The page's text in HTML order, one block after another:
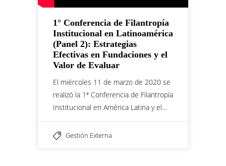
1° Conferencia de Filantropía
Institucional en Latinoamérica
(Panel 2): Estrategias
Efectivas en Fundaciones y el
Valor de Evaluar
El miércoles 11 de marzo de 2020 se
realizó la 1ª Conferencia de Filantropía
Institucional en América Latina y el…
Gestión Externa